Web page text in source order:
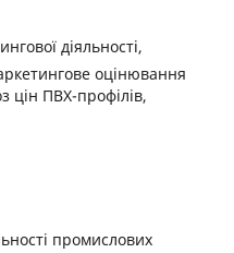
діяльності,
оцінювання
цін ПВХ-профілів,
промислових